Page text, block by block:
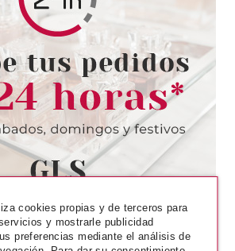
CHRISTIAN DIOR
DIOR POISON GIRL
EDT 30 ML
59.00€
-5%
desde
55.95€
cookies propias y de terceros para
y mostrarle publicidad
preferencias mediante el análisis de